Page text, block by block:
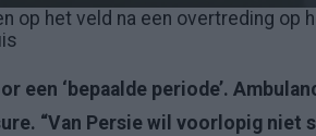
op het veld na een overtreding op
een ‘bepaalde periode’.
“Van Persie wil voorlopig niet